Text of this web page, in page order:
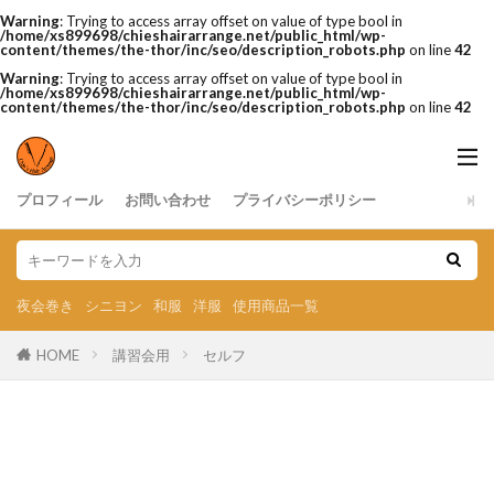
Warning: Trying to access array offset on value of type bool in
/home/xs899698/chieshairarrange.net/public_html/wp-
content/themes/the-thor/inc/seo/description_robots.php on line42
Warning: Trying to access array offset on value of type bool in
/home/xs899698/chieshairarrange.net/public_html/wp-
content/themes/the-thor/inc/seo/description_robots.php on line42
プロフィール お問い合わせ プライバシーポリシー
夜会巻き シニヨン 和服 洋服 使用商品一覧
HOME 講習会用 セルフ